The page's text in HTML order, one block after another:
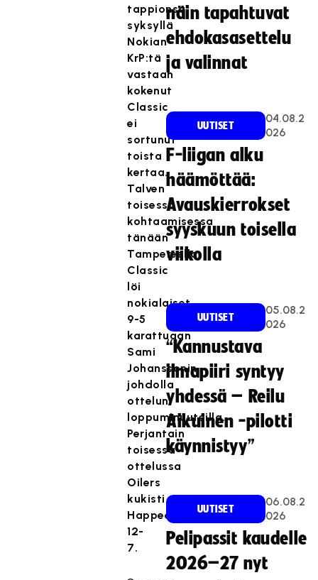
tappionsa
syksyllä
Nokian
KrP:tä
vastaan
kokenut
Classic
ei
sortunut
toista
kertaa.
Talven
toisessa
kohtaamisessa
tänään
Tampereella
Classic
löi
nokialaiset
9-5
karattuaan
Sami
Johanssonin
johdolla
ottelun
loppuminuuteilla.
Perjantain
toisessa
ottelussa
Oilers
kukisti
Happeen
12-
7.
näin tapahtuvat
ehdokasasettelu
ja valinnat
UUTISET
04.08.2
026
F-liigan alku
häämöttää:
Avauskierrokset
syyskuun toisella
viikolla
UUTISET
05.08.2
026
“Kannustava
ilmapiiri syntyy
yhdessä – Reilu
Aikuinen -pilotti
käynnistyy”
UUTISET
06.08.2
026
Pelipassit kaudelle
2026–27 nyt